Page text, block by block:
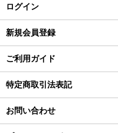
ログイン
新規会員登録
ご利用ガイド
特定商取引法表記
お問い合わせ